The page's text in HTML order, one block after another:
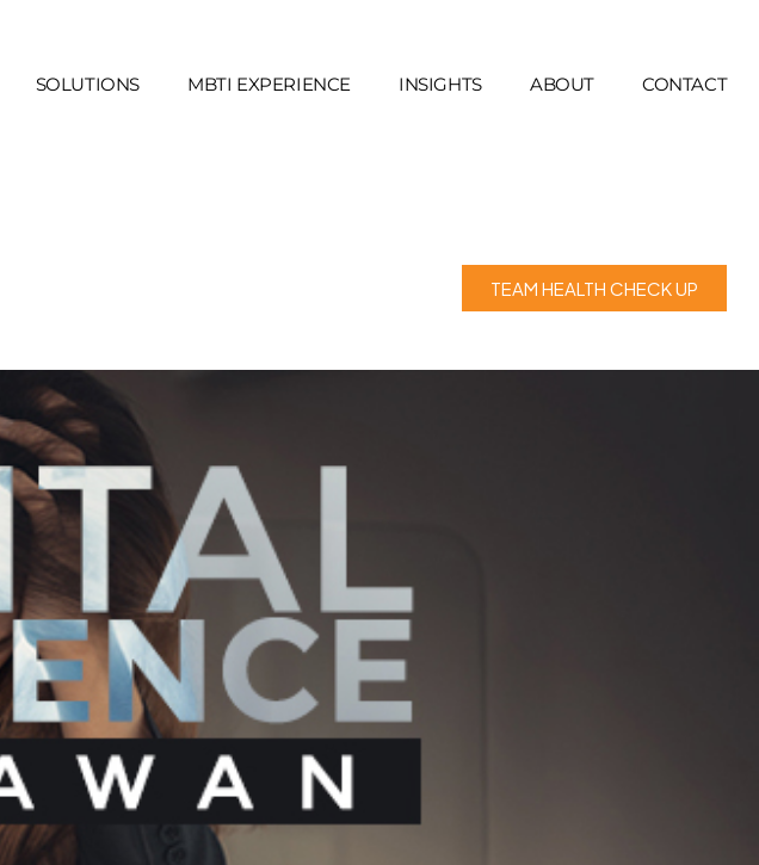
SOLUTIONS MBTI EXPERIENCE INSIGHTS ABOUT CONTACT
TEAM HEALTH CHECK UP